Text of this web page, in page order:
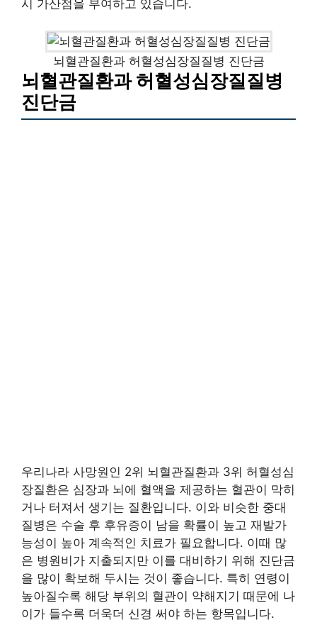
시 가산점을 부여하고 있습니다.
뇌혈관질환과 허혈성심장질질병 진단금
뇌혈관질환과 허혈성심장질질병
진단금
우리나라 사망원인 2위 뇌혈관질환과 3위 허혈성심
장질환은 심장과 뇌에 혈액을 제공하는 혈관이 막히
거나 터져서 생기는 질환입니다. 이와 비슷한 중대
질병은 수술 후 후유증이 남을 확률이 높고 재발가
능성이 높아 계속적인 치료가 필요합니다. 이때 많
은 병원비가 지출되지만 이를 대비하기 위해 진단금
을 많이 확보해 두시는 것이 좋습니다. 특히 연령이
높아질수록 해당 부위의 혈관이 약해지기 때문에 나
이가 들수록 더욱더 신경 써야 하는 항목입니다.